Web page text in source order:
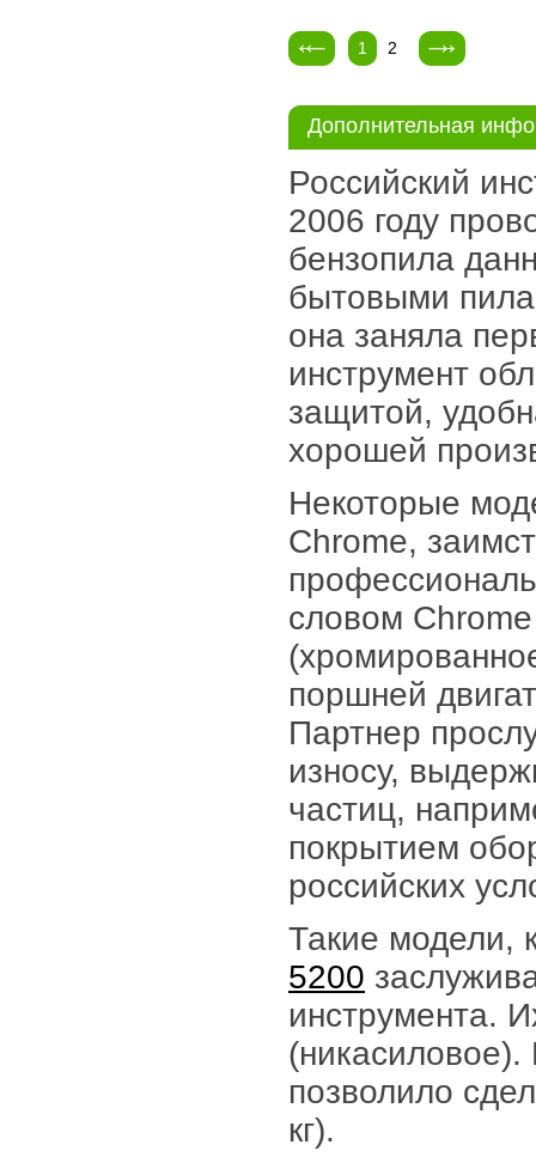
1 2
Дополнительная
Российский
2006 году
бензопила
бытовыми
она заняла
инструмент
защитой,
хорошей
Некоторые
Chrome,
словом
поршней
Партнер
износу,
частиц,
покрытием
российских
Такие модели,
5200
инструмента.
позволило
кг).